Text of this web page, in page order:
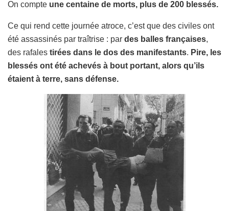
On compte une centaine de morts, plus de 200 blessés.
Ce qui rend cette journée atroce, c’est que des civiles ont
été assassinés par traîtrise : par des balles françaises,
des rafales tirées dans le dos des manifestants. Pire, les
blessés ont été achevés à bout portant, alors qu’ils
étaient à terre, sans défense.